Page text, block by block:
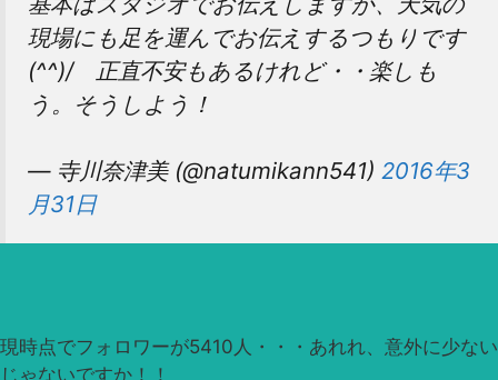
現場にも足を運んでお伝えするつもりです
(^^)/ 正直不安もあるけれど・・楽しも
う。そうしよう！
— 寺川奈津美 (@natumikann541) 2016年3
月31日
現時点でフォロワーが5410人・・・あれれ、意外に少ない
じゃないですか！！